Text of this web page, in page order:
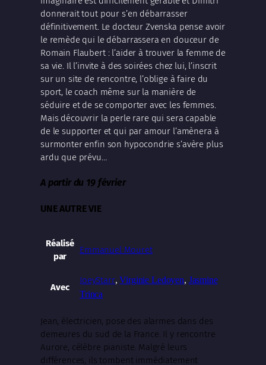
donnerait tout pour s’en débarrasser
définitivement. Le docteur Zvenska pense avoir
le remède qui le débarrassera en douceur de
Romain Flaubert : l’aider à trouver la femme de
sa vie. Il l’invite à des soirées chez lui, l’inscrit
sur un site de rencontre, l’oblige à faire du
sport, le coach même sur la manière de
séduire et de se comporter avec les femmes.
Mais découvrir la perle rare qui sera capable
de le supporter et qui par amour l’amènera à
surmonter enfin son hypocondrie s’avère plus
ardu que prévu…
A partir du 19 février
UNE AUTRE VIE
Réalisé
par
Emmanuel Mouret
Avec
JoeyStarr,Virginie Ledoyen, Jasmine
Trinca
Jean, électricien, pose des alarmes dans des
demeures du sud de la France. Il y rencontre
Aurore, célèbre pianiste. Malgré leurs
différences, ils tombent immédiatement